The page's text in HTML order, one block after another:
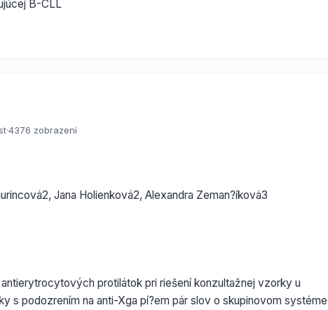
B-CLL
·4376 zobrazení
Jana Holienková2, Alexandra Zeman?íková3
protilátok pri riešení konzultažnej vzorky u
s podozrením na anti-Xga pí?em pár slov o skupinovom systéme